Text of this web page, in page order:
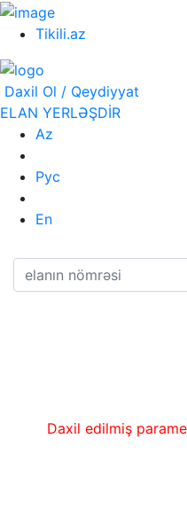
Tikili.az
Daxil Ol / Qeydiyyat
ELAN YERLƏŞDİR
Az
Рус
En
Daxil edilmiş